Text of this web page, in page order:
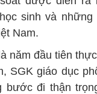
sinh và
Nam.
năm đầu tiên
SGK giáo dục
bước đi thận